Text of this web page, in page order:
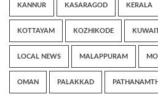
KANNUR KASARAGOD KERALA
KOTTAYAM KOZHIKODE
LOCAL NEWS MALAPPURAM
OMAN PALAKKAD